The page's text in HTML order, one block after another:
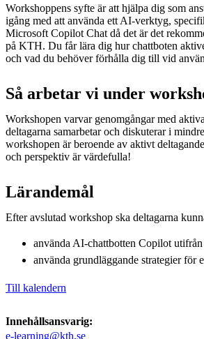
Workshoppens syfte är att hjälpa dig som
igång med att använda ett AI-verktyg,
Microsoft Copilot Chat då det är det
på KTH. Du får lära dig hur chattboten
och vad du behöver förhålla dig till vid
Så arbetar vi under
Workshopen varvar genomgångar med
deltagarna samarbetar och diskuterar i
workshopen är beroende av aktivt
och perspektiv är värdefulla!
Lärandemål
Efter avslutad workshop ska deltagarna
använda AI-chattbotten Copilot
använda grundläggande strategier för
Till kalendern
Innehållsansvarig:
e-learning@kth.se